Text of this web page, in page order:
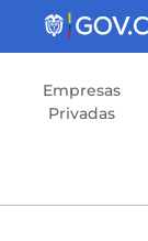
Saltar al
Empresas
Privadas